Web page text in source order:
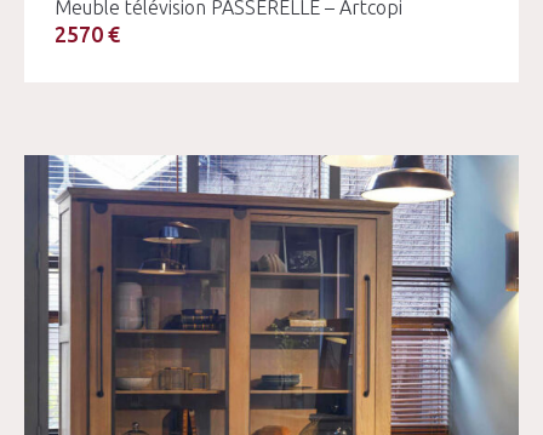
Meuble télévision PASSERELLE – Artcopi
2570 €